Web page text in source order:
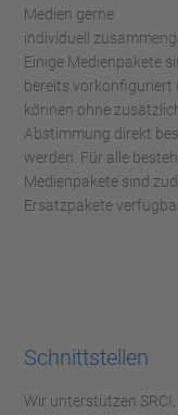
Medien gerne
individuell
Einige Medienpakete
bereits vorkonfiguriert
können ohne
Abstimmung direkt
werden. Für alle
Medienpakete sind
Ersatzpakete
Schnittstellen
Wir unterstützen